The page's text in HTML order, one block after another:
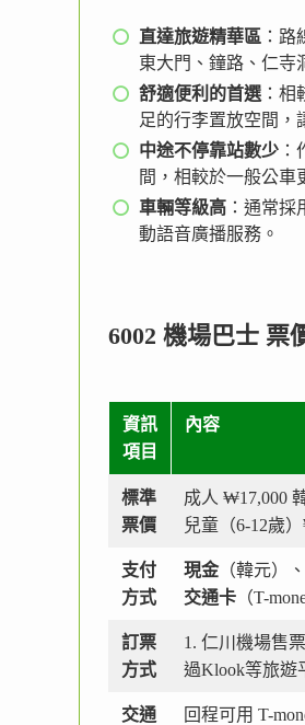
直達旅遊精華區 ：
東大門、鐘路、仁寺
舒適便利的首選 ：
足的行李置放空間，
中途不停靠站數少
間，相較於一般公車
車輛等級高 ：通常
動語音廣播服務。
6002 機場巴士 票
資訊
項目
內容
標準
票價
成人 ₩17,000
兒童（6-12歲
支付
方式
現金 （韓元）、
交通卡 （T-
訂票
方式
1. 仁川機場售
過Klook等旅遊
交通
回程可用 T-